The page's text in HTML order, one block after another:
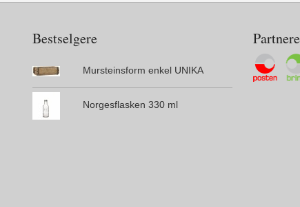
Bestselgere
Mursteinsform enkel UNIKA
Norgesflasken 330 ml
Partnere